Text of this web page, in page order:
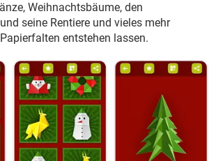
Weihnachtsbäume, den
seine Rentiere und vieles mehr
entstehen lassen.